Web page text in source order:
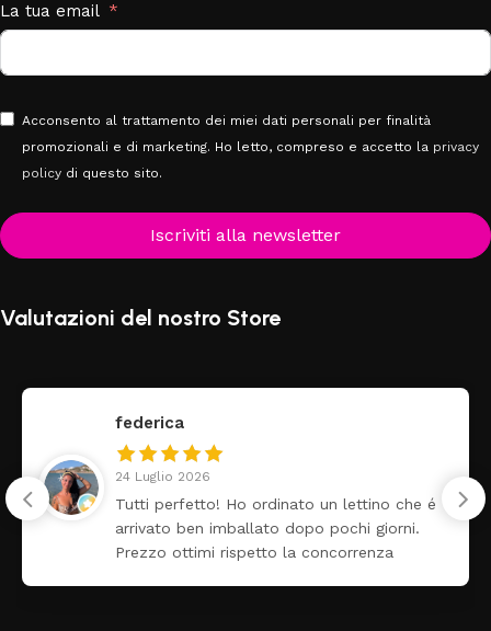
La tua email
Acconsento al trattamento dei miei dati personali per finalità
promozionali e di marketing. Ho letto, compreso e accetto la privacy
policy di questo sito.
Iscriviti alla newsletter
Valutazioni del nostro Store
federica
24 Luglio 2026
Tutti perfetto! Ho ordinato un lettino che é
arrivato ben imballato dopo pochi giorni.
Prezzo ottimi rispetto la concorrenza